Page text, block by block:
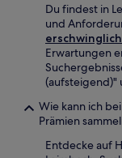
Du findest in
und
Erwartungen
(aufsteigend)"
Wie kann ich
Prämien
Entdecke auf